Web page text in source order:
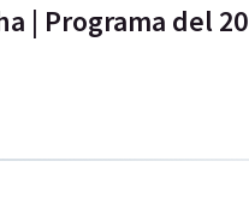
| Programa del 20